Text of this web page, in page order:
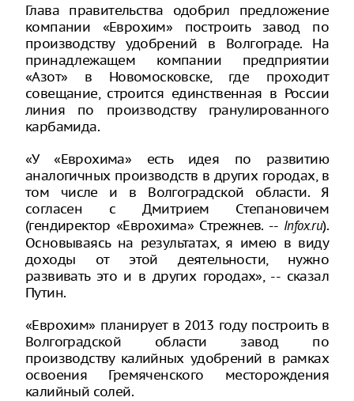
Глава правительства одобрил предложение
компании «Еврохим» построить завод по
производству удобрений в Волгограде. На
принадлежащем компании предприятии
«Азот» в Новомосковске, где проходит
совещание, строится единственная в России
линия по производству гранулированного
карбамида.
«У «Еврохима» есть идея по развитию
аналогичных производств в других городах, в
том числе и в Волгоградской области. Я
согласен с Дмитрием Степановичем
(гендиректор «Еврохима» Стрежнев. -- Infox.ru).
Основываясь на результатах, я имею в виду
доходы от этой деятельности, нужно
развивать это и в других городах», -- сказал
Путин.
«Еврохим» планирует в 2013 году построить в
Волгоградской области завод по
производству калийных удобрений в рамках
освоения Гремяченского месторождения
калийный солей.